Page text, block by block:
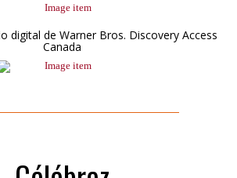
digital de Warner Bros. Discovery Access
Canada